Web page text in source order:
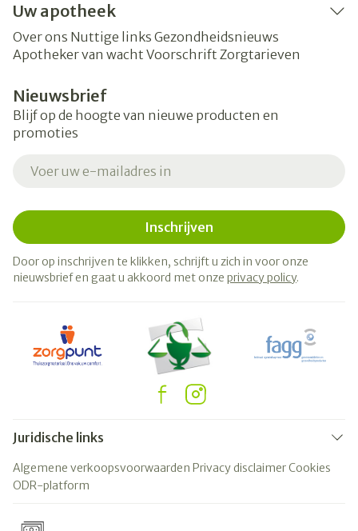
Uw apotheek
Over ons Nuttige links Gezondheidsnieuws
Apotheker van wacht Voorschrift Zorgtarieven
Nieuwsbrief
Blijf op de hoogte van nieuwe producten en
promoties
Inschrijven
Door op inschrijven te klikken, schrijft u zich in voor onze
nieuwsbrief en gaat u akkoord met onze privacy policy.
Juridische links
Algemene verkoopsvoorwaarden Privacy disclaimerCookies
ODR-platform